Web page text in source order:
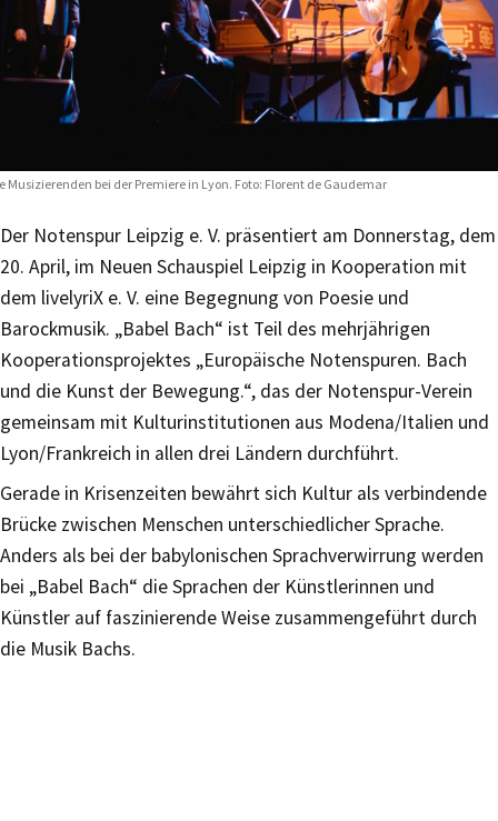
Musizierenden bei der Premiere in Lyon. Foto: Florent de Gaudemar
Der Notenspur Leipzig e. V. präsentiert am Donnerstag, dem
20. April, im Neuen Schauspiel Leipzig in Kooperation mit
dem livelyriX e. V. eine Begegnung von Poesie und
Barockmusik. „Babel Bach“ ist Teil des mehrjährigen
Kooperationsprojektes „Europäische Notenspuren. Bach
und die Kunst der Bewegung.“, das der Notenspur-Verein
gemeinsam mit Kulturinstitutionen aus Modena/Italien und
Lyon/Frankreich in allen drei Ländern durchführt.
Gerade in Krisenzeiten bewährt sich Kultur als verbindende
Brücke zwischen Menschen unterschiedlicher Sprache.
Anders als bei der babylonischen Sprachverwirrung werden
bei „Babel Bach“ die Sprachen der Künstlerinnen und
Künstler auf faszinierende Weise zusammengeführt durch
die Musik Bachs.